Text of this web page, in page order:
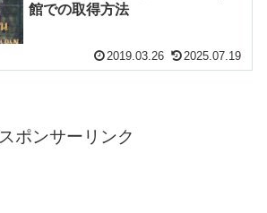
館での取得方法
2019.03.26 2025.07.19
スポンサーリンク